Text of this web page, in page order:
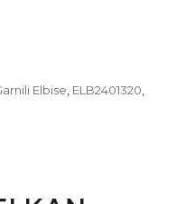
Elbise, ELB2401320,